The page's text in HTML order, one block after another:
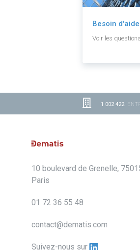
Besoin d'aide
Voir les
1 002 422
10 boulevard de Grenelle,
Paris
01 72 36 55 48
contact@dematis.com
Suivez-nous sur